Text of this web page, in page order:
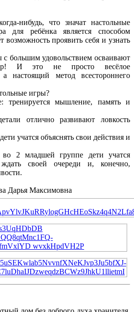
нибудь, что значат настольные
для ребёнка является способом
возможность проявить себя и узнать
с большим удовольствием осваивают
И это не просто весёлое
а настоящий метод всестороннего
игры?
тренируется мышление, память и
отлично развивают ловкость
учатся объяснять свои действия и
2 младшей группе дети учатся
своей очереди и, конечно,
Дарья Максимовна